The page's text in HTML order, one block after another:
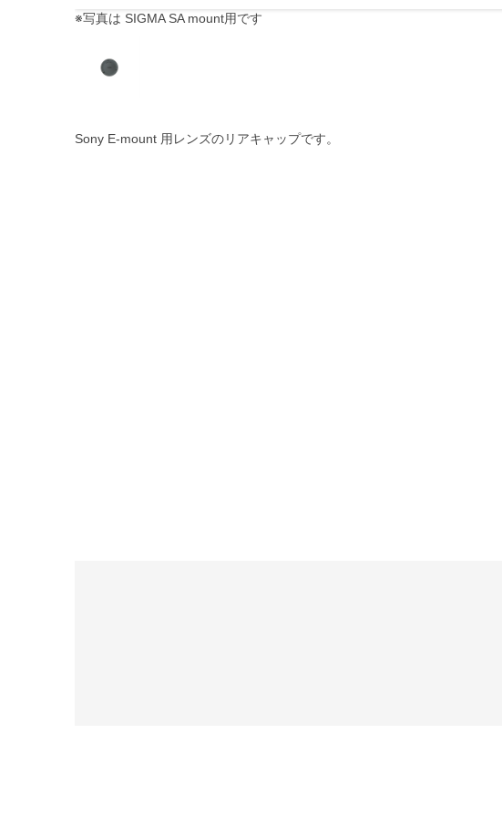
※写真は SIGMA SA mount用です
Sony E-mount 用レンズのリアキャップです。